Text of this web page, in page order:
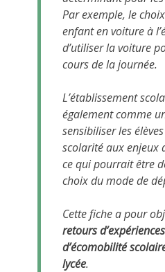
Par exemple, le
enfant en voiture à
d’utiliser la voiture
cours de la journée.
L’établissement
également comme
sensibiliser les
scolarité aux enjeux
ce qui pourrait être
choix du mode de
Cette fiche a pour
retours
d’écomobilité
lycée.